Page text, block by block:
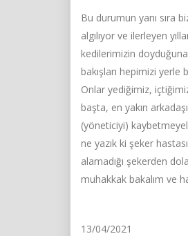
Bu durumun yanı sıra
algılıyor ve ilerleyen
kedilerimizin doyduğuna
bakışları hepimizi yerle
Onlar yediğimiz,
başta, en yakın
(yöneticiyi)
ne yazık ki şeker
alamadığı şekerden
muhakkak bakalım ve
13/04/2021